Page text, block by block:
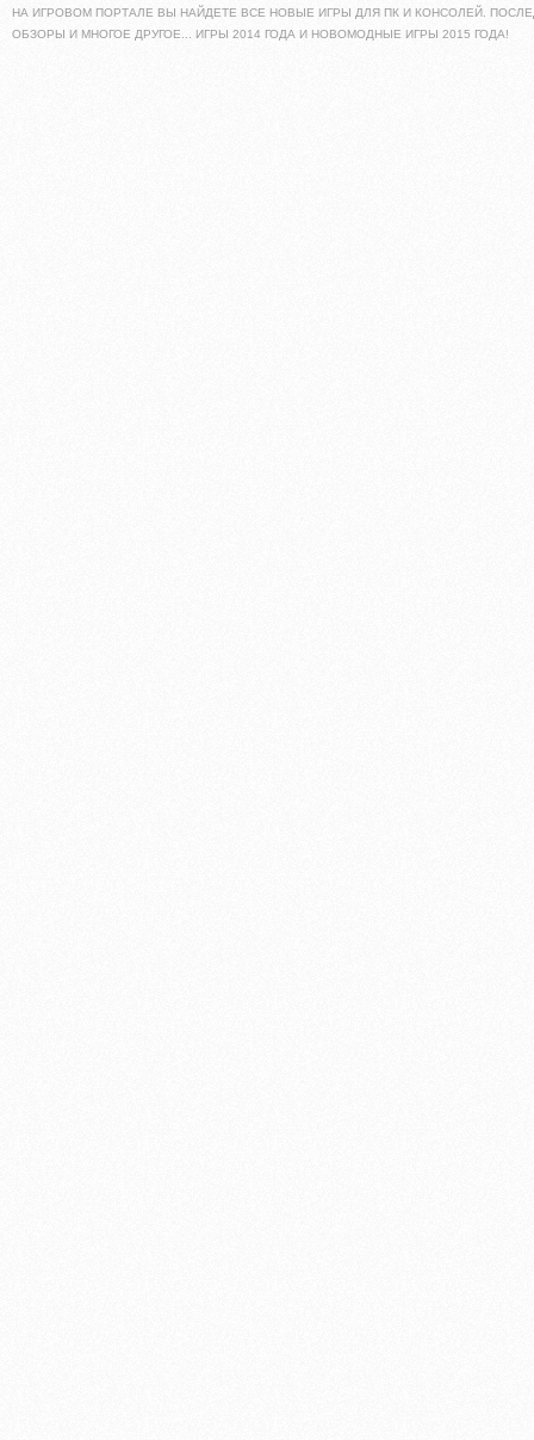
НА ИГРОВОМ ПОРТАЛЕ ВЫ НАЙДЕТЕ ВСЕ НОВЫЕ ИГРЫ ДЛЯ ПК И КОНСОЛЕЙ.
ОБЗОРЫ И МНОГОЕ ДРУГОЕ... ИГРЫ 2014 ГОДА И НОВОМОДНЫЕ ИГРЫ 2015 ГОДА!